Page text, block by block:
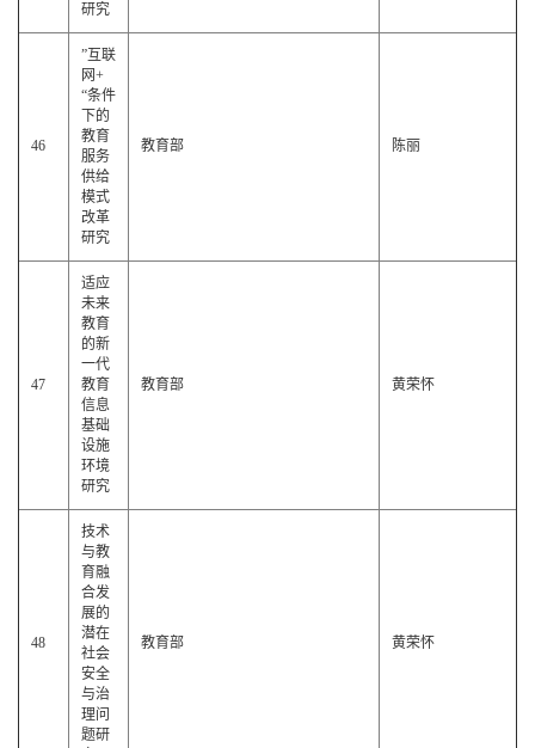
研究
46
”互联
网+
“条件
下的
教育
服务
供给
模式
改革
研究
教育部 陈丽
47
适应
未来
教育
的新
一代
教育
信息
基础
设施
环境
研究
教育部 黄荣怀
48
技术
与教
育融
合发
展的
潜在
社会
安全
与治
理问
题研
教育部 黄荣怀